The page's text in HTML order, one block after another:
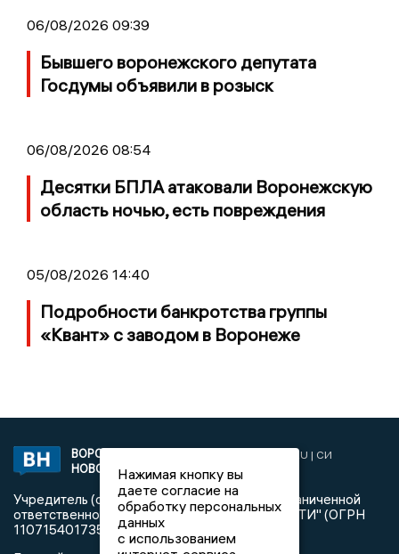
06/08/2026 09:39
Бывшего воронежского депутата
Госдумы объявили в розыск
06/08/2026 08:54
Десятки БПЛА атаковали Воронежскую
область ночью, есть повреждения
05/08/2026 14:40
Подробности банкротства группы
«Квант» с заводом в Воронеже
ВОРОНЕЖСКИЕ
НОВОСТИ
2019 © VORONEZHNEWS.RU | СИ
Учредитель (соучредители): Общество с ограниченной
ответственностью "РЕГИОНАЛЬНЫЕ НОВОСТИ" (ОГРН
1107154017354)
Нажимая кнопку вы
даете согласие на
обработку персональных
данных
с использованием